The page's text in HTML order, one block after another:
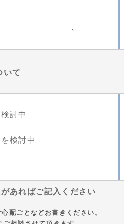
いて
討中
検討中
あればご記入ください
配ごとなどお書きください。